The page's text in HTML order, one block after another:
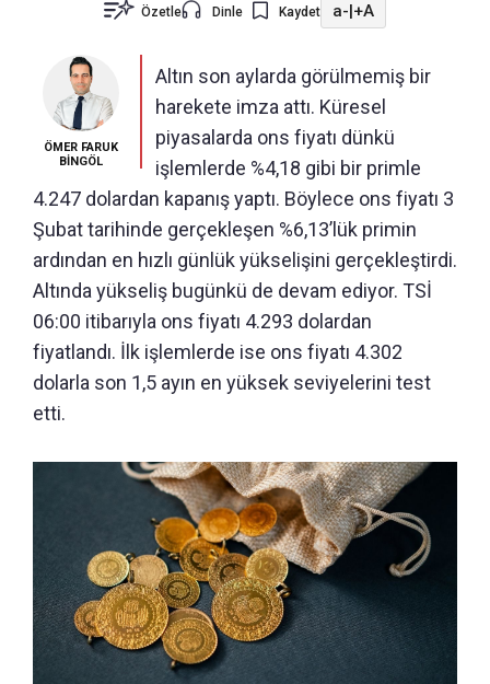
Özetle Dinle Kaydet a-|+A
ÖMER FARUK
BİNGÖL
Altın son aylarda görülmemiş bir
harekete imza attı. Küresel
piyasalarda ons fiyatı dünkü
işlemlerde %4,18 gibi bir primle
4.247 dolardan kapanış yaptı. Böylece ons fiyatı 3
Şubat tarihinde gerçekleşen %6,13’lük primin
ardından en hızlı günlük yükselişini gerçekleştirdi.
Altında yükseliş bugünkü de devam ediyor. TSİ
06:00 itibarıyla ons fiyatı 4.293 dolardan
fiyatlandı. İlk işlemlerde ise ons fiyatı 4.302
dolarla son 1,5 ayın en yüksek seviyelerini test
etti.